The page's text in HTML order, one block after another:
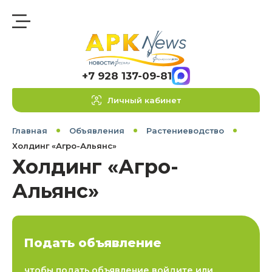
+7 928 137-09-81
Личный кабинет
Главная Объявления
Растениеводство
Холдинг «Агро-Альянс»
Холдинг «Агро-
Альянс»
Подать объявление